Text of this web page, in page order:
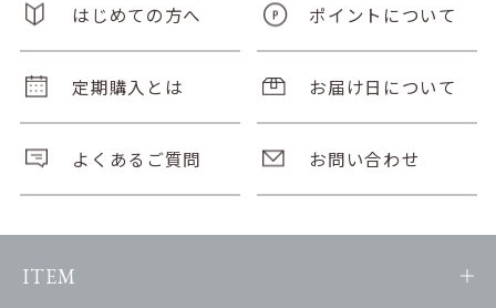
はじめての方へ ポイントについて
定期購入とは お届け日について
よくあるご質問 お問い合わせ
ITEM